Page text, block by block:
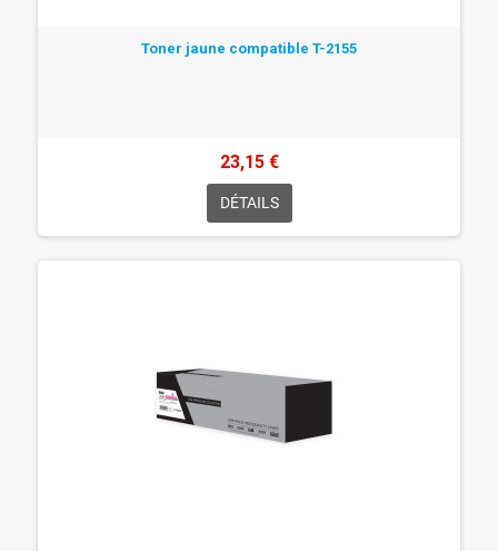
Toner jaune compatible T-2155
23,15 €
DÉTAILS